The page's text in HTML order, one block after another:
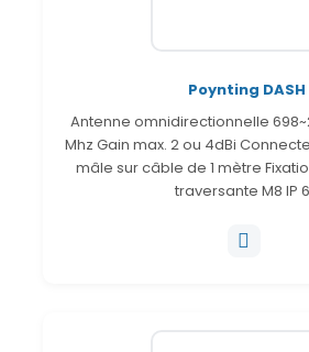
Poynting DASH
Antenne omnidirectionnelle
Mhz Gain max. 2 ou 4dBi
mâle sur câble de 1 mètre
traversante M8 IP